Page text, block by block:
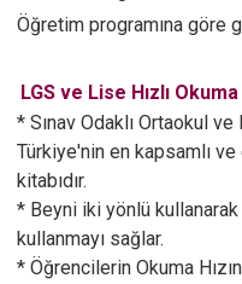
Öğretim programına göre
LGS ve Lise Hızlı
* Sınav Odaklı Ortaokul ve
Türkiye'nin en kapsamlı
kitabıdır.
* Beyni iki yönlü
kullanmayı sağlar.
* Öğrencilerin Okuma